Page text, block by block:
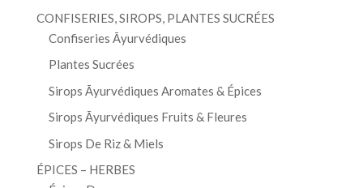
CONFISERIES, SIROPS, PLANTES SUCRÉES
Confiseries Āyurvédiques
Plantes Sucrées
Sirops Āyurvédiques Aromates & Épices
Sirops Āyurvédiques Fruits & Fleures
Sirops De Riz & Miels
ÉPICES – HERBES